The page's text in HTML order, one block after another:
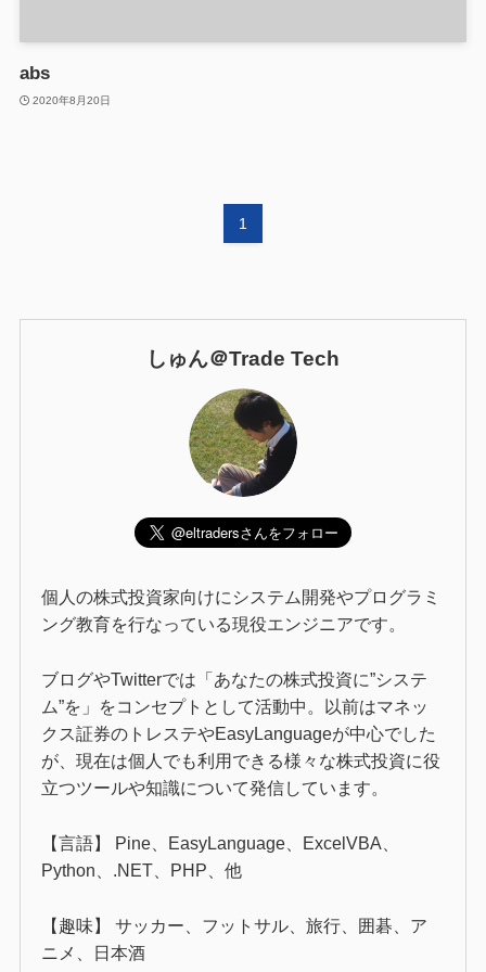
abs
2020年8月20日
1
しゅん＠Trade Tech
個人の株式投資家向けにシステム開発やプログラミ
ング教育を行なっている現役エンジニアです。
ブログやTwitterでは「あなたの株式投資に”システ
ム”を」をコンセプトとして活動中。以前はマネッ
クス証券のトレステやEasyLanguageが中心でした
が、現在は個人でも利用できる様々な株式投資に役
立つツールや知識について発信しています。
【言語】 Pine、EasyLanguage、ExcelVBA、
Python、.NET、PHP、他
【趣味】 サッカー、フットサル、旅行、囲碁、ア
ニメ、日本酒